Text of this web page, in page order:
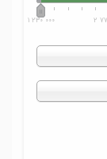
1 230 000 2